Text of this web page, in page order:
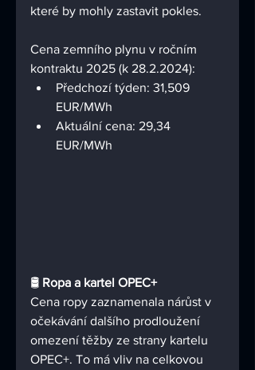
které by mohly zastavit pokles.
Cena zemního plynu v ročním
kontraktu 2025 (k 28.2.2024):
Předchozí týden: 31,509
EUR/MWh
Aktuální cena: 29,34
EUR/MWh
🛢️ Ropa a kartel OPEC+
Cena ropy zaznamenala nárůst v
očekávání dalšího prodloužení
omezení těžby ze strany kartelu
OPEC+. To má vliv na celkovou